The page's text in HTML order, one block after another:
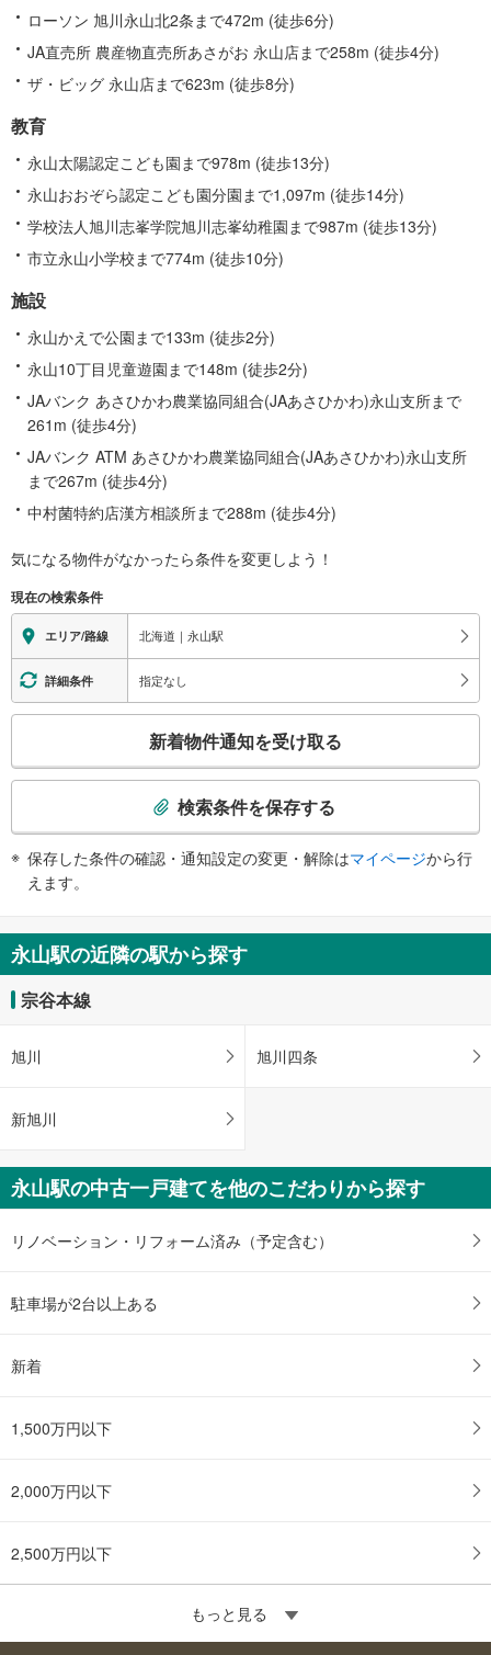
ローソン 旭川永山北2条まで472m (徒歩6分)
JA直売所 農産物直売所あさがお 永山店まで258m (徒歩4分)
ザ・ビッグ 永山店まで623m (徒歩8分)
教育
永山太陽認定こども園まで978m (徒歩13分)
永山おおぞら認定こども園分園まで1,097m (徒歩14分)
学校法人旭川志峯学院旭川志峯幼稚園まで987m (徒歩13分)
市立永山小学校まで774m (徒歩10分)
施設
永山かえで公園まで133m (徒歩2分)
永山10丁目児童遊園まで148m (徒歩2分)
JAバンク あさひかわ農業協同組合(JAあさひかわ)永山支所まで
261m (徒歩4分)
JAバンク ATM あさひかわ農業協同組合(JAあさひかわ)永山支所
まで267m (徒歩4分)
中村菌特約店漢方相談所まで288m (徒歩4分)
気になる物件がなかったら条件を変更しよう！
現在の検索条件
エリア/路線 北海道｜永山駅
詳細条件 指定なし
検
を
受
け
取
・
件
イ
ペ
ー
ジ
保
る
新着物件通知を受け取る
検索条件を保存する
保存した条件の確認・通知設定の変更・解除はマイページから行
えます。
永山駅の近隣の駅から探す
宗谷本線
旭川 旭川四条
新旭川
永山駅の中古一戸建てを他のこだわりから探す
リノベーション・リフォーム済み（予定含む）
駐車場が2台以上ある
新着
1,500万円以下
2,000万円以下
2,500万円以下
もっと見る